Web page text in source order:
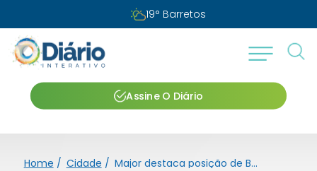
19° Barretos
Assine O Diário
Home / Cidade / Major destaca posição de Barretos entre as cidades mais seguras